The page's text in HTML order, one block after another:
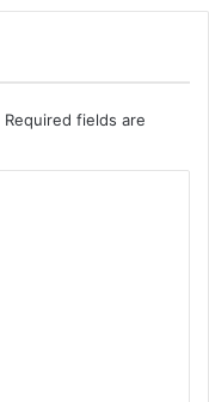
Required fields are